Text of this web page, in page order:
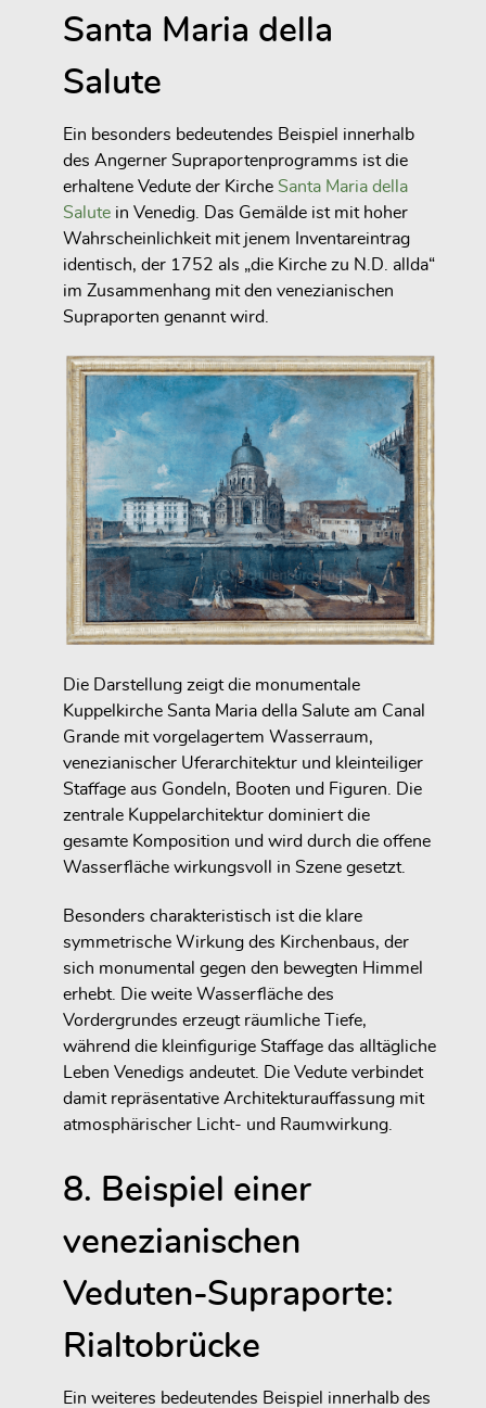
Santa Maria della
Salute
Ein besonders bedeutendes Beispiel innerhalb
des Angerner Supraportenprogramms ist die
erhaltene Vedute der Kirche Santa Maria della
Salute in Venedig. Das Gemälde ist mit hoher
Wahrscheinlichkeit mit jenem Inventareintrag
identisch, der 1752 als „die Kirche zu N.D. allda“
im Zusammenhang mit den venezianischen
Supraporten genannt wird.
Die Darstellung zeigt die monumentale
Kuppelkirche Santa Maria della Salute am Canal
Grande mit vorgelagertem Wasserraum,
venezianischer Uferarchitektur und kleinteiliger
Staffage aus Gondeln, Booten und Figuren. Die
zentrale Kuppelarchitektur dominiert die
gesamte Komposition und wird durch die offene
Wasserfläche wirkungsvoll in Szene gesetzt.
Besonders charakteristisch ist die klare
symmetrische Wirkung des Kirchenbaus, der
sich monumental gegen den bewegten Himmel
erhebt. Die weite Wasserfläche des
Vordergrundes erzeugt räumliche Tiefe,
während die kleinfigurige Staffage das alltägliche
Leben Venedigs andeutet. Die Vedute verbindet
damit repräsentative Architekturauffassung mit
atmosphärischer Licht- und Raumwirkung.
8. Beispiel einer
venezianischen
Veduten-Supraporte:
Rialtobrücke
Ein weiteres bedeutendes Beispiel innerhalb des